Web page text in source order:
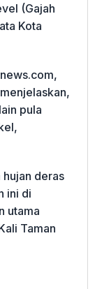
(Gajah
Kota
pula
hujan deras
ini di
utama
Taman